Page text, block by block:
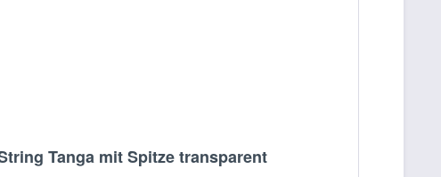
Tanga mit Spitze transparent